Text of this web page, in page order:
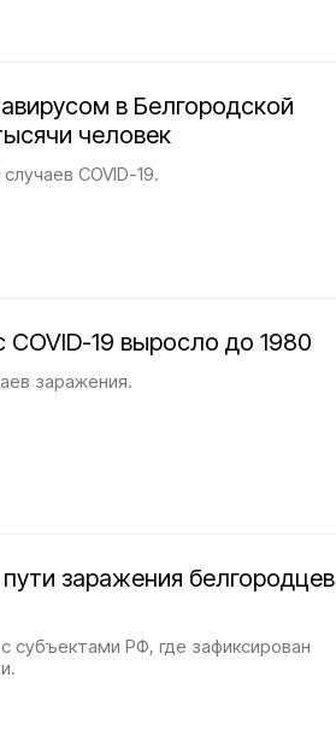
в Белгородской
человек
COVID-19.
19 выросло до 1980
заражения.
заражения белгородцев
субъектами РФ, где зафиксирован